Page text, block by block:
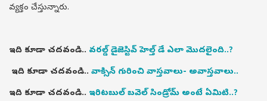
వ్యక్తం చేస్తున్నారు.
ఇది కూడా చదవండి.. వరల్డ్ డైజెస్టివ్ హెల్త్ డే ఎలా మొదలైంది..?
ఇది కూడా చదవండి.. వాక్సిన్ గురించి వాస్తవాలు- అవాస్తవాలు..
ఇది కూడా చదవండి.. ఇరిటబుల్ బవెల్ సిండ్రోమ్ అంటే ఏమిటి..?